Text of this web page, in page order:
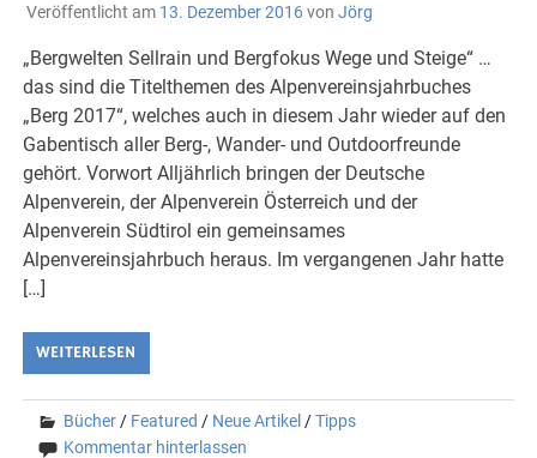
Veröffentlicht am 13. Dezember 2016von Jörg
„Bergwelten Sellrain und Bergfokus Wege und Steige“ …
das sind die Titelthemen des Alpenvereinsjahrbuches
„Berg 2017“, welches auch in diesem Jahr wieder auf den
Gabentisch aller Berg-, Wander- und Outdoorfreunde
gehört. Vorwort Alljährlich bringen der Deutsche
Alpenverein, der Alpenverein Österreich und der
Alpenverein Südtirol ein gemeinsames
Alpenvereinsjahrbuch heraus. Im vergangenen Jahr hatte
[…]
WEITERLESEN
Bücher / Featured / Neue Artikel /Tipps
Kommentar hinterlassen